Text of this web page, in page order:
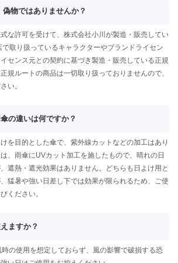
物ではありませんか？
な許可を受けて、株式会社小川が製造・販売してい
で取り扱っているキャラクターやブランドライセン
センス元との契約に基づき製造・販売している正規
規ルートの商品は一切取り扱っておりませんので、
い。
の違いは何ですか？
を目的とした傘で、紫外線カットなどの加工はあり
、雨傘にUVカット加工を施したもので、晴れの日
遮熱・遮光効果はありません。どちらも日よけ用と
猛暑や強い日差し下では効果が限られるため、ご使
ください。
ますか？
の使用を想定しておらず、風の影響で破損する恐